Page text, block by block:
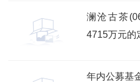
澜沧古茶
4715万元的
年内公募基